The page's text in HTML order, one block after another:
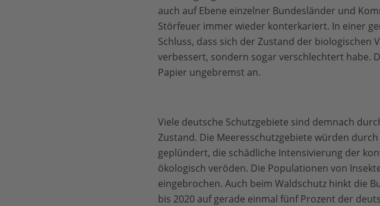
auch auf Ebene einzelner Bundesländer und
Störfeuer immer wieder konterkariert. In einer
Schluss, dass sich der Zustand der biologischen
verbessert, sondern sogar verschlechtert habe.
Papier ungebremst an.
Viele deutsche Schutzgebiete sind demnach
Zustand. Die Meeresschutzgebiete würden
geplündert, die schädliche Intensivierung der
ökologisch veröden. Die Populationen von
eingebrochen. Auch beim Waldschutz hinkt die
bis 2020 auf gerade einmal fünf Prozent der